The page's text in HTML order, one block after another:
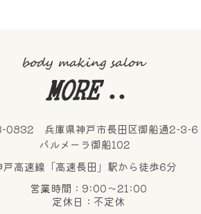
0832 兵庫県神戸市長田区御船通2-3-6
パルメーラ御船102
戸高速線「高速長田」駅から徒歩6分
営業時間：9:00～21:00
定休日：不定休